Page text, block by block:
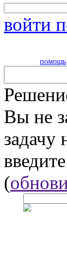
войти
помощь
Вы не
задачу
(